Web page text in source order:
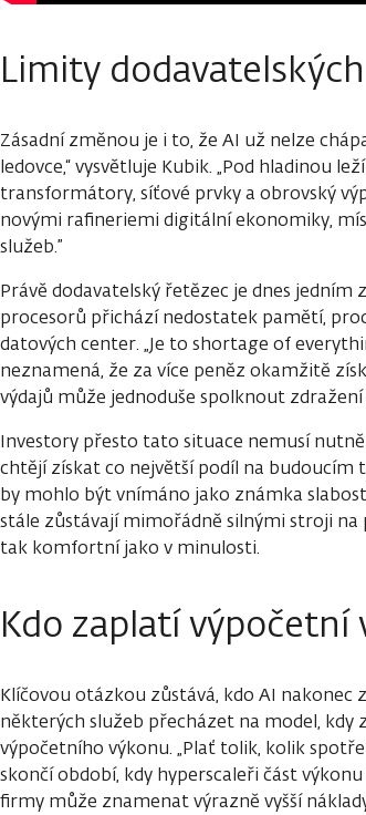
Limity
Zásadní změnou je i to, že AI už nelze
ledovce,“ vysvětluje Kubik. „Pod hladinou
transformátory, síťové prvky a obrovský
novými rafineriemi digitální ekonomiky,
služeb.”
Právě dodavatelský řetězec je dnes
procesorů přichází nedostatek pamětí,
datových center. „Je to shortage of
neznamená, že za více peněz okamžitě
výdajů může jednoduše spolknout
Investory přesto tato situace nemusí
chtějí získat co největší podíl na budoucím
by mohlo být vnímáno jako známka
stále zůstávají mimořádně silnými stroji na
tak komfortní jako v minulosti.
Kdo zaplatí výpočetní
Klíčovou otázkou zůstává, kdo AI nakonec
některých služeb přecházet na model,
výpočetního výkonu. „Plať tolik, kolik
skončí období, kdy hyperscaleři část
firmy může znamenat výrazně vyšší